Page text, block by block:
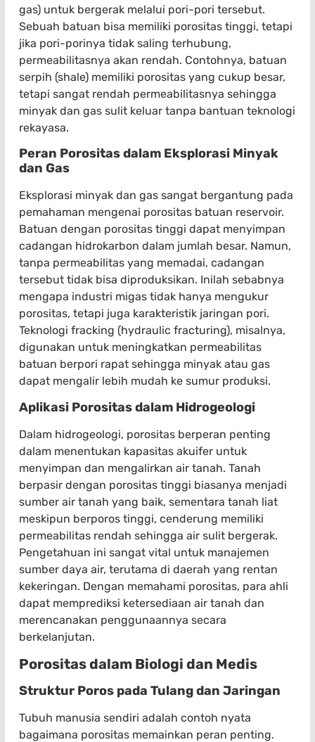
gas) untuk bergerak melalui pori-pori tersebut.
Sebuah batuan bisa memiliki porositas tinggi, tetapi
jika pori-porinya tidak saling terhubung,
permeabilitasnya akan rendah. Contohnya, batuan
serpih (shale) memiliki porositas yang cukup besar,
tetapi sangat rendah permeabilitasnya sehingga
minyak dan gas sulit keluar tanpa bantuan teknologi
rekayasa.
Peran Porositas dalam Eksplorasi Minyak
dan Gas
Eksplorasi minyak dan gas sangat bergantung pada
pemahaman mengenai porositas batuan reservoir.
Batuan dengan porositas tinggi dapat menyimpan
cadangan hidrokarbon dalam jumlah besar. Namun,
tanpa permeabilitas yang memadai, cadangan
tersebut tidak bisa diproduksikan. Inilah sebabnya
mengapa industri migas tidak hanya mengukur
porositas, tetapi juga karakteristik jaringan pori.
Teknologi fracking (hydraulic fracturing), misalnya,
digunakan untuk meningkatkan permeabilitas
batuan berpori rapat sehingga minyak atau gas
dapat mengalir lebih mudah ke sumur produksi.
Aplikasi Porositas dalam Hidrogeologi
Dalam hidrogeologi, porositas berperan penting
dalam menentukan kapasitas akuifer untuk
menyimpan dan mengalirkan air tanah. Tanah
berpasir dengan porositas tinggi biasanya menjadi
sumber air tanah yang baik, sementara tanah liat
meskipun berporos tinggi, cenderung memiliki
permeabilitas rendah sehingga air sulit bergerak.
Pengetahuan ini sangat vital untuk manajemen
sumber daya air, terutama di daerah yang rentan
kekeringan. Dengan memahami porositas, para ahli
dapat memprediksi ketersediaan air tanah dan
merencanakan penggunaannya secara
berkelanjutan.
Porositas dalam Biologi dan Medis
Struktur Poros pada Tulang dan Jaringan
Tubuh manusia sendiri adalah contoh nyata
bagaimana porositas memainkan peran penting.